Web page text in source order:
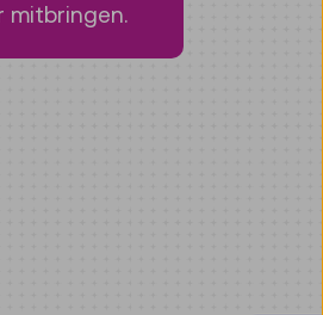
mitbringen.